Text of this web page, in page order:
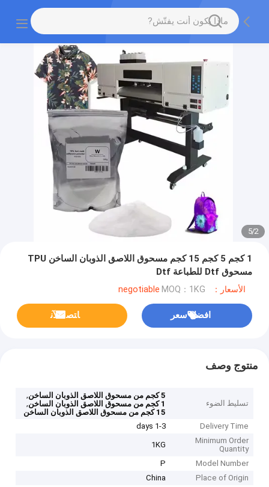
2
/
5
1 كجم 5 كجم 15 كجم مسحوق اللاصق الذوبان الساخن TPU
مسحوق Dtf للطباعة Dtf
الأسعار：negotiable MOQ：1KG
افضل سعر ﺎﺘﺼﻟ ﺍﻶﻧ
منتوج وصف
تسليط الضوء
5 كجم من مسحوق اللاصق الذوبان الساخن
,
1 كجم من مسحوق اللاصق الذوبان الساخن
,
15 كجم من مسحوق اللاصق الذوبان الساخن
Delivery Time
1-3 days
Minimum Order
Quantity
1KG
Model Number
P
Place of Origin
China